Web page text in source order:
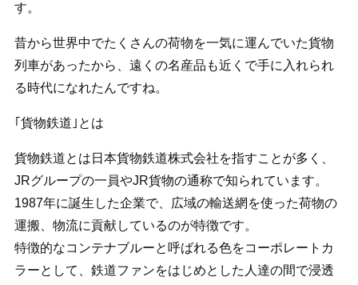
す。
昔から世界中でたくさんの荷物を一気に運んでいた貨物
列車があったから、遠くの名産品も近くで手に入れられ
る時代になれたんですね。
｢貨物鉄道｣とは
貨物鉄道とは日本貨物鉄道株式会社を指すことが多く、
JRグループの一員やJR貨物の通称で知られています。
1987年に誕生した企業で、広域の輸送網を使った荷物の
運搬、物流に貢献しているのが特徴です。
特徴的なコンテナブルーと呼ばれる色をコーポレートカ
ラーとして、鉄道ファンをはじめとした人達の間で浸透